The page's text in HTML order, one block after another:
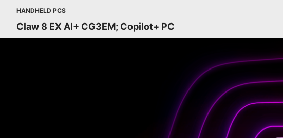
HANDHELD PCS
Claw 8 EX AI+ CG3EM; Copilot+ PC